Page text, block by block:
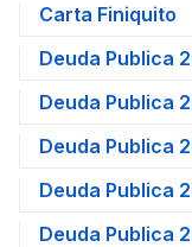
Carta Finiquito
Deuda Publica
Deuda Publica
Deuda Publica
Deuda Publica
Deuda Publica